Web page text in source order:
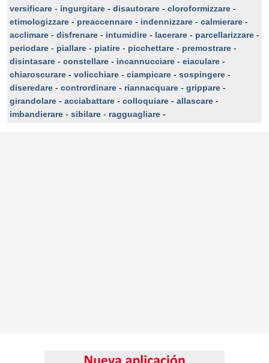
versificare - ingurgitare - disautorare - cloroformizzare -
etimologizzare - preaccennare - indennizzare - calmierare -
acclimare - disfrenare - intumidire - lacerare - parcellarizzare -
periodare - piallare - piatire - picchettare - premostrare -
disintasare - constellare - incannucciare - eiaculare -
chiaroscurare - volicchiare - ciampicare - sospingere -
diseredare - contrordinare - riannacquare - grippare -
girandolare - acciabattare - colloquiare - allascare -
imbandierare - sibilare - ragguagliare -